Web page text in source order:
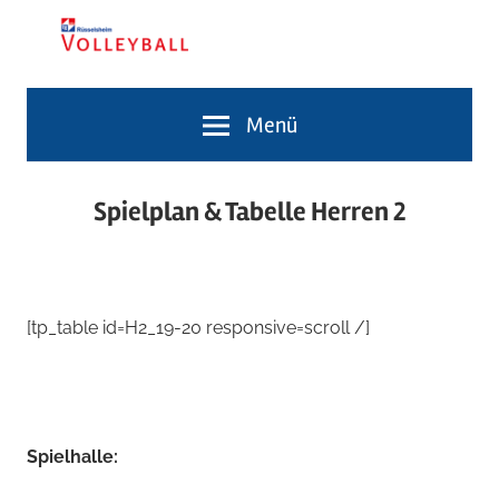
TG
Rüsselsheim
Volleyballabteilung
Menü
Spielplan & Tabelle Herren 2
[tp_table id=H2_19-20 responsive=scroll /]
Spielhalle: